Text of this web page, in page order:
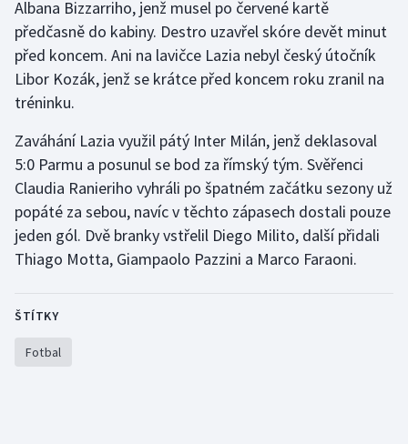
Golf
Gymnastika
Házená
Judo
Krasobruslení
Albana Bizzarriho, jenž musel po červené kartě
předčasně do kabiny. Destro uzavřel skóre devět minut
před koncem. Ani na lavičce Lazia nebyl český útočník
Libor Kozák, jenž se krátce před koncem roku zranil na
tréninku.
Zaváhání Lazia využil pátý Inter Milán, jenž deklasoval
5:0 Parmu a posunul se bod za římský tým. Svěřenci
Claudia Ranieriho vyhráli po špatném začátku sezony už
popáté za sebou, navíc v těchto zápasech dostali pouze
jeden gól. Dvě branky vstřelil Diego Milito, další přidali
Thiago Motta, Giampaolo Pazzini a Marco Faraoni.
ŠTÍTKY
Fotbal